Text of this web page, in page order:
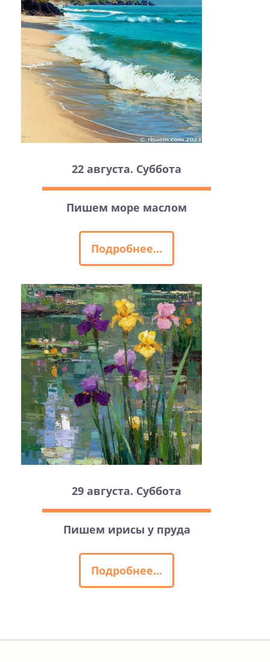
22 августа. Суббота
Пишем море маслом
Подробнее...
29 августа. Суббота
Пишем ирисы у пруда
Подробнее...